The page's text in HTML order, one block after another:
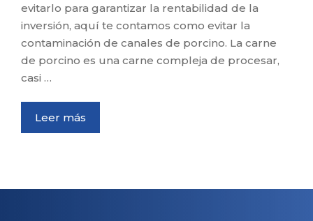
evitarlo para garantizar la rentabilidad de la
inversión, aquí te contamos como evitar la
contaminación de canales de porcino. La carne
de porcino es una carne compleja de procesar,
casi …
Leer más